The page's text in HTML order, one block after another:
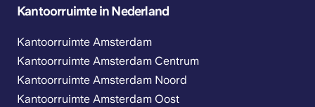
Kantoorruimte in Nederland
Kantoorruimte Amsterdam
Kantoorruimte Amsterdam Centrum
Kantoorruimte Amsterdam Noord
Kantoorruimte Amsterdam Oost